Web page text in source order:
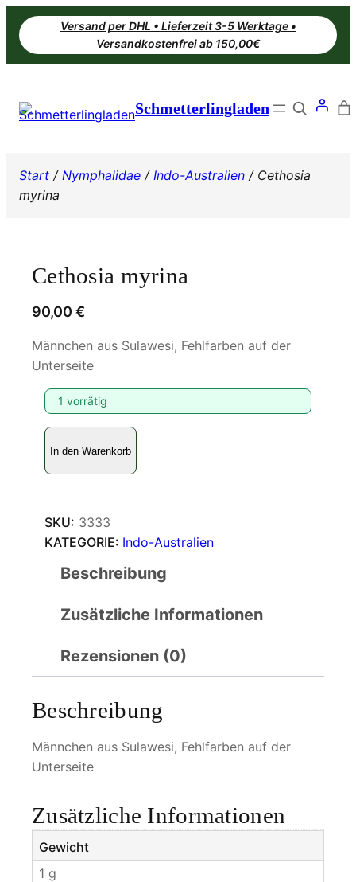
Zum
Inhalt
springen
Versand per DHL • Lieferzeit 3-5 Werktage •
Versandkostenfrei ab 150,00€
Schmetterlingladen Search
Start / Nymphalidae / Indo-Australien / Cethosia
myrina
Cethosia myrina
90,00 €
Männchen aus Sulawesi, Fehlfarben auf der
Unterseite
1 vorrätig
C
t
o
s
n
M
n
g
In den Warenkorb
SKU: 3333
KATEGORIE: Indo-Australien
Beschreibung
Zusätzliche Informationen
Rezensionen (0)
Beschreibung
Männchen aus Sulawesi, Fehlfarben auf der
Unterseite
Zusätzliche Informationen
Gewicht
1 g